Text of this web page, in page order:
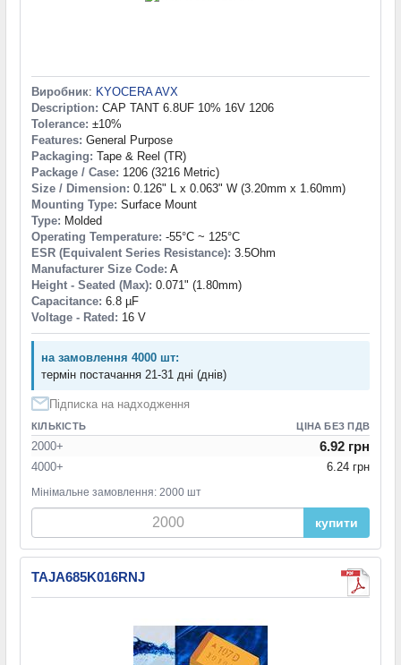
Виробник: KYOCERA AVX
Description: CAP TANT 6.8UF 10% 16V 1206
Tolerance: ±10%
Features: General Purpose
Packaging: Tape & Reel (TR)
Package / Case: 1206 (3216 Metric)
Size / Dimension: 0.126" L x 0.063" W (3.20mm x 1.60mm)
Mounting Type: Surface Mount
Type: Molded
Operating Temperature: -55°C ~ 125°C
ESR (Equivalent Series Resistance): 3.5Ohm
Manufacturer Size Code: A
Height - Seated (Max): 0.071" (1.80mm)
Capacitance: 6.8 µF
Voltage - Rated: 16 V
на замовлення 4000 шт:
термін постачання 21-31 дні (днів)
Підписка на надходження
КІЛЬКІСТЬ ЦІНА БЕЗ ПДВ
2000+ 6.92 грн
4000+ 6.24 грн
Мінімальне замовлення: 2000 шт
купити
TAJA685K016RNJ